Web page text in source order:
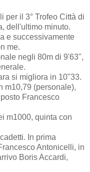
per il 3° Trofeo Città di
dell'ultimo minuto.
e successivamente
me.
negli 80m di 9'63",
si migliora in 10"33.
m10,79 (personale),
Francesco
m1000, quinta con
In prima
Antonicelli, in
Boris Accardi,